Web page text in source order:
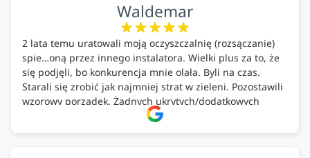
Waldemar
2 lata temu uratowali moją oczyszczalnię (rozsączanie)
spie…oną przez innego instalatora. Wielki plus za to, że
się podjęli, bo konkurencja mnie olała. Byli na czas.
Starali się zrobić jak najmniej strat w zieleni. Pozostawili
wzorowy porządek. Żadnych ukrytych/dodatkowych
kosztów. Zaskoczenie. Kontakt bardzo OK. Obsługa
pomontażowa również OK. A ich środki do oczyszczalni –